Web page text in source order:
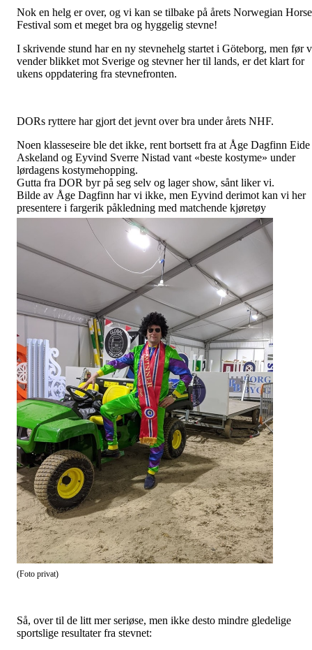
Nok en helg er over, og vi kan se tilbake på årets Norwegian Horse
Festival som et meget bra og hyggelig stevne!
I skrivende stund har en ny stevnehelg startet i Göteborg, men før
vender blikket mot Sverige og stevner her til lands, er det klart for
ukens oppdatering fra stevnefronten.
DORs ryttere har gjort det jevnt over bra under årets NHF.
Noen klasseseire ble det ikke, rent bortsett fra at Åge Dagfinn Eide
Askeland og Eyvind Sverre Nistad vant «beste kostyme» under
lørdagens kostymehopping.
Gutta fra DOR byr på seg selv og lager show, sånt liker vi.
Bilde av Åge Dagfinn har vi ikke, men Eyvind derimot kan vi her
presentere i fargerik påkledning med matchende kjøretøy
(Foto privat)
Så, over til de litt mer seriøse, men ikke desto mindre gledelige
sportslige resultater fra stevnet: